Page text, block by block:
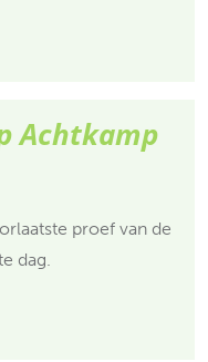
Achtkamp
proef van de
dag.